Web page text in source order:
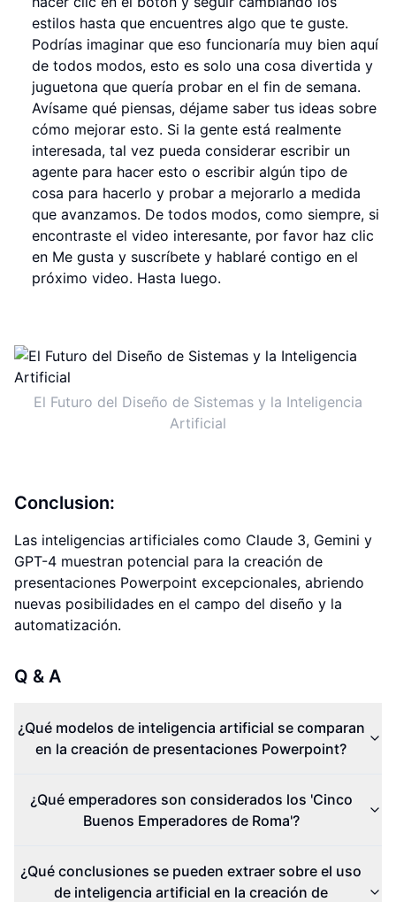
estilos hasta que encuentres algo que te guste.
Podrías imaginar que eso funcionaría muy bien aquí
de todos modos, esto es solo una cosa divertida y
juguetona que quería probar en el fin de semana.
Avísame qué piensas, déjame saber tus ideas sobre
cómo mejorar esto. Si la gente está realmente
interesada, tal vez pueda considerar escribir un
agente para hacer esto o escribir algún tipo de
cosa para hacerlo y probar a mejorarlo a medida
que avanzamos. De todos modos, como siempre, si
encontraste el video interesante, por favor haz clic
en Me gusta y suscríbete y hablaré contigo en el
próximo video. Hasta luego.
El Futuro del Diseño de Sistemas y la Inteligencia
Artificial
Conclusion:
Las inteligencias artificiales como Claude 3, Gemini y
GPT-4 muestran potencial para la creación de
presentaciones Powerpoint excepcionales, abriendo
nuevas posibilidades en el campo del diseño y la
automatización.
Q & A
¿Qué modelos de inteligencia artificial se comparan
en la creación de presentaciones Powerpoint?
¿Qué emperadores son considerados los 'Cinco
Buenos Emperadores de Roma'?
¿Qué conclusiones se pueden extraer sobre el uso
de inteligencia artificial en la creación de